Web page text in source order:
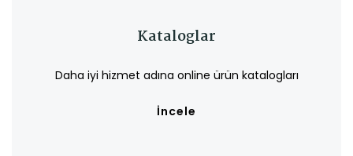
Kataloglar
Daha iyi hizmet adına online ürün katalogları
İncele